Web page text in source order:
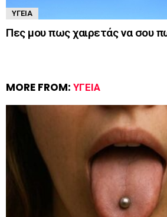
ΥΓΕΊΑ
Πες μου πως χαιρετάς να σου
MORE FROM: ΥΓΕΊΑ